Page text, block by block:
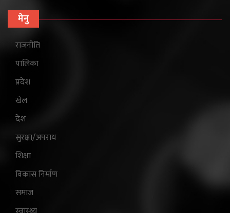
मेनु
राजनीति
पालिका
प्रदेश
खेल
देश
सुरक्षा/अपराध
शिक्षा
विकास निर्माण
समाज